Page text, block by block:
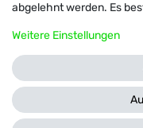
abgelehnt werden. Es
widerrufen. Weitere
personenbezogener
Daten­schutz­erklärung
Weitere Einstellungen